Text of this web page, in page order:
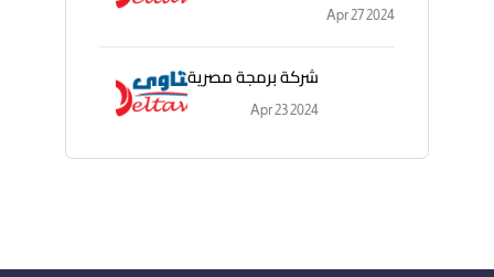
Apr 27 2024
شركة برمجة مصرية
Apr 23 2024